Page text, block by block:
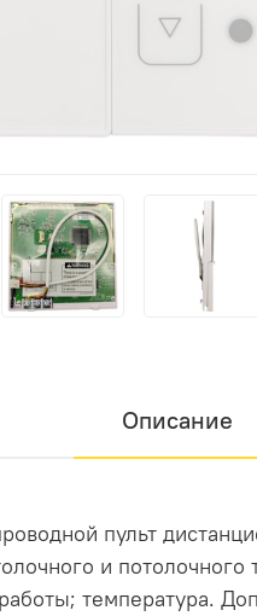
Описание
пульт
и
температура.